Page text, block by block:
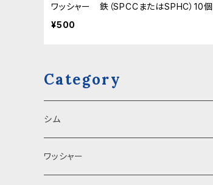
ワッシャー 鉄（SPCCまたはSPHC）10個
¥500
Category
シム
ゴム
ワッシャー